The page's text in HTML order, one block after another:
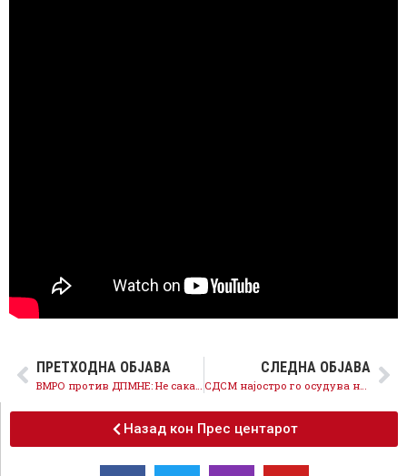
ПРЕТХОДНА ОБЈАВА
ВМРО против ДПМНЕ: Не сакаат да ги гласаат своите закони од програмата
СЛЕДНА ОБЈАВА
СДСМ најостро го осудува нападот врз официјални лица од Градот Скопје
Назад кон Прес центарот